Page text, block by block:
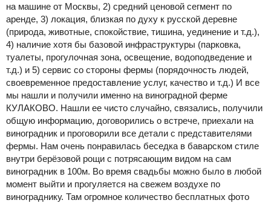
на машине от Москвы, 2) средний ценовой сегмент по
аренде, 3) локация, близкая по духу к русской деревне
(природа, животные, спокойствие, тишина, уединение и т.д.),
4) наличие хотя бы базовой инфраструктуры (парковка,
туалеты, прогулочная зона, освещение, водоподведение и
т.д.) и 5) сервис со стороны фермы (порядочность людей,
своевременное предоставление услуг, качество и т.д.) И все
мы нашли и получили именно на виноградной ферме
КУЛАКОВО. Нашли ее чисто случайно, связались, получили
общую информацию, договорились о встрече, приехали на
виноградник и проговорили все детали с представителями
фермы. Нам очень понравилась беседка в баварском стиле
внутри берёзовой рощи с потрясающим видом на сам
виноградник в 100м. Во время свадьбы можно было в любой
момент выйти и прогуляется на свежем воздухе по
винограднику. Там огромное количество бесплатных фото